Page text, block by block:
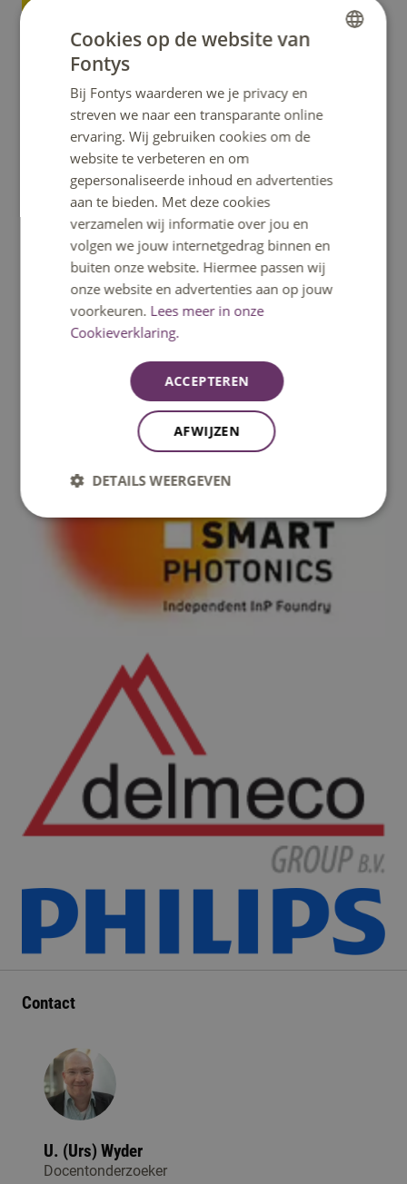
Contact
U. (Urs) Wyder
Docentonderzoeker
Cookies op de website van
Fontys
Bij Fontys waarderen we je privacy en
streven we naar een transparante online
ervaring. Wij gebruiken cookies om de
website te verbeteren en om
gepersonaliseerde inhoud en advertenties
aan te bieden. Met deze cookies
verzamelen wij informatie over jou en
volgen we jouw internetgedrag binnen en
buiten onze website. Hiermee passen wij
onze website en advertenties aan op jouw
voorkeuren. Lees meer in onze
Cookieverklaring.
ACCEPTEREN
AFWIJZEN
DETAILS WEERGEVEN